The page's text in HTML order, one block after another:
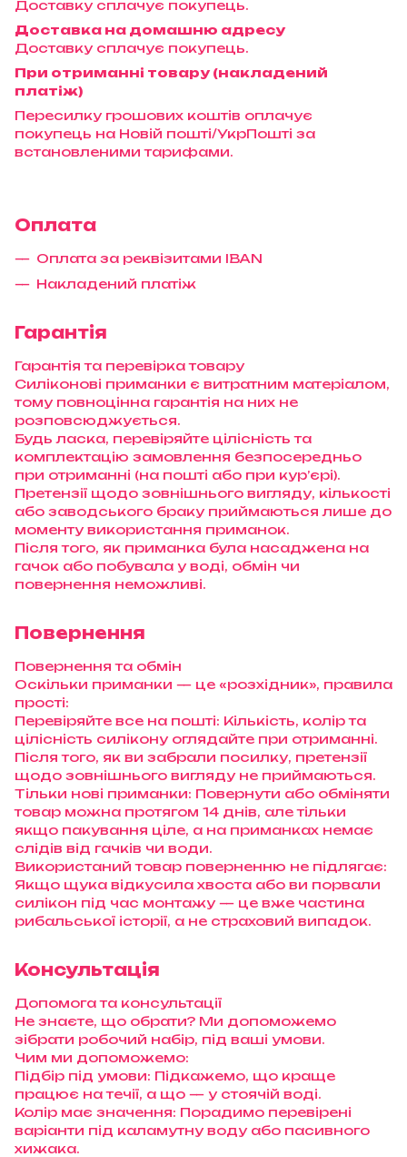
Доставку сплачує покупець.
Доставка на домашню адресу
Доставку сплачує покупець.
При отриманні товару (накладений
платіж)
Пересилку грошових коштів оплачує
покупець на Новій пошті/УкрПошті за
встановленими тарифами.
Оплата
Оплата за реквізитами IBAN
Накладений платіж
Гарантія
Гарантія та перевірка товару
Силіконові приманки є витратним матеріалом,
тому повноцінна гарантія на них не
розповсюджується.
Будь ласка, перевіряйте цілісність та
комплектацію замовлення безпосередньо
при отриманні (на пошті або при кур’єрі).
Претензії щодо зовнішнього вигляду, кількості
або заводського браку приймаються лише до
моменту використання приманок.
Після того, як приманка була насаджена на
гачок або побувала у воді, обмін чи
повернення неможливі.
Повернення
Повернення та обмін
Оскільки приманки — це «розхідник», правила
прості:
Перевіряйте все на пошті: Кількість, колір та
цілісність силікону оглядайте при отриманні.
Після того, як ви забрали посилку, претензії
щодо зовнішнього вигляду не приймаються.
Тільки нові приманки: Повернути або обміняти
товар можна протягом 14 днів, але тільки
якщо пакування ціле, а на приманках немає
слідів від гачків чи води.
Використаний товар поверненню не підлягає:
Якщо щука відкусила хвоста або ви порвали
силікон під час монтажу — це вже частина
рибальської історії, а не страховий випадок.
Консультація
Допомога та консультації
Не знаєте, що обрати? Ми допоможемо
зібрати робочий набір, під ваші умови.
Чим ми допоможемо:
Підбір під умови: Підкажемо, що краще
працює на течії, а що — у стоячій воді.
Колір має значення: Порадимо перевірені
варіанти під каламутну воду або пасивного
хижака.